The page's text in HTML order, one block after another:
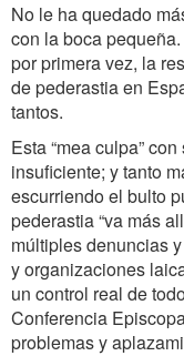
No le ha quedado
con la boca
por primera vez, la
de pederastia en
tantos.
Esta “mea culpa”
insuficiente; y tanto
escurriendo el bulto
pederastia “va más
múltiples denuncias
y organizaciones
un control real de
Conferencia
problemas y